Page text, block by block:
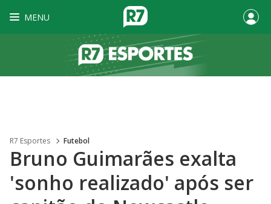
MENU
R7 Esportes Futebol
Bruno Guimarães exalta
'sonho realizado' após ser